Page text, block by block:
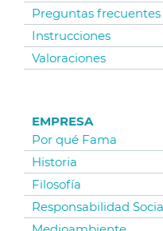
Preguntas frecuentes
Instrucciones
Valoraciones
EMPRESA
Por qué Fama
Historia
Filosofía
Responsabilidad